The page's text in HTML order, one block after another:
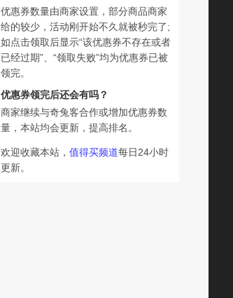
优惠券数量由商家设置，部分商品商家
给的较少，活动刚开始不久就被秒完了;
如点击领取后显示“该优惠券不存在或者
已经过期”、“领取失败”均为优惠券已被
领完。
优惠券领完后还会有吗？
商家继续与奇兔客合作或增加优惠券数
量，本站均会更新，提高排名。
欢迎收藏本站， 值得买频道每日24小时
更新。